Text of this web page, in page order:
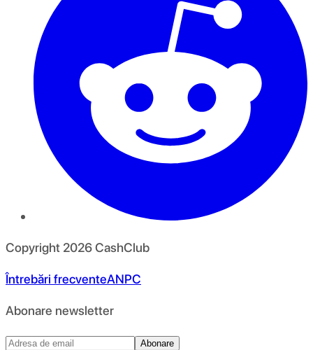
Copyright 2026CashClub
Întrebări frecventeANPC
Abonare newsletter
Abonare